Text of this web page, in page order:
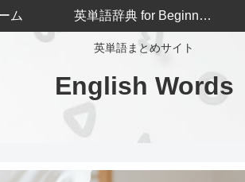
英単語まとめサイト
English Words
ム 英単語辞典 for Beginners